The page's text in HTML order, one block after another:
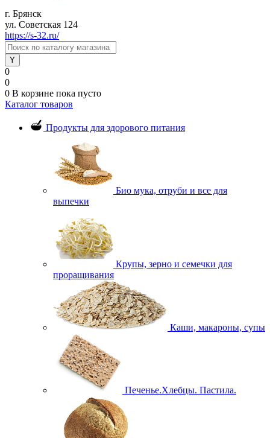
г. Брянск
ул. Советская 124
https://s-32.ru/
0
0
0 В корзине пока пусто
Каталог товаров
Продукты для здорового питания
Био мука, отруби и все для
выпечки
Крупы, зерно и семечки для
проращивания
Каши, макароны, супы
Печенье.Хлебцы. Пастила.